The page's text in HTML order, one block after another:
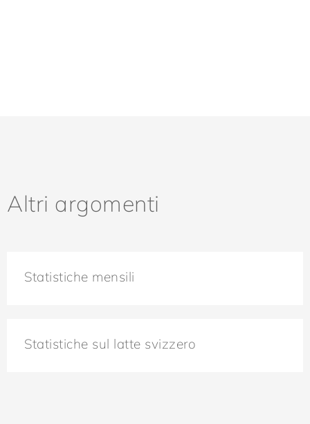
Altri argomenti
Statistiche mensili
Statistiche sul latte svizzero